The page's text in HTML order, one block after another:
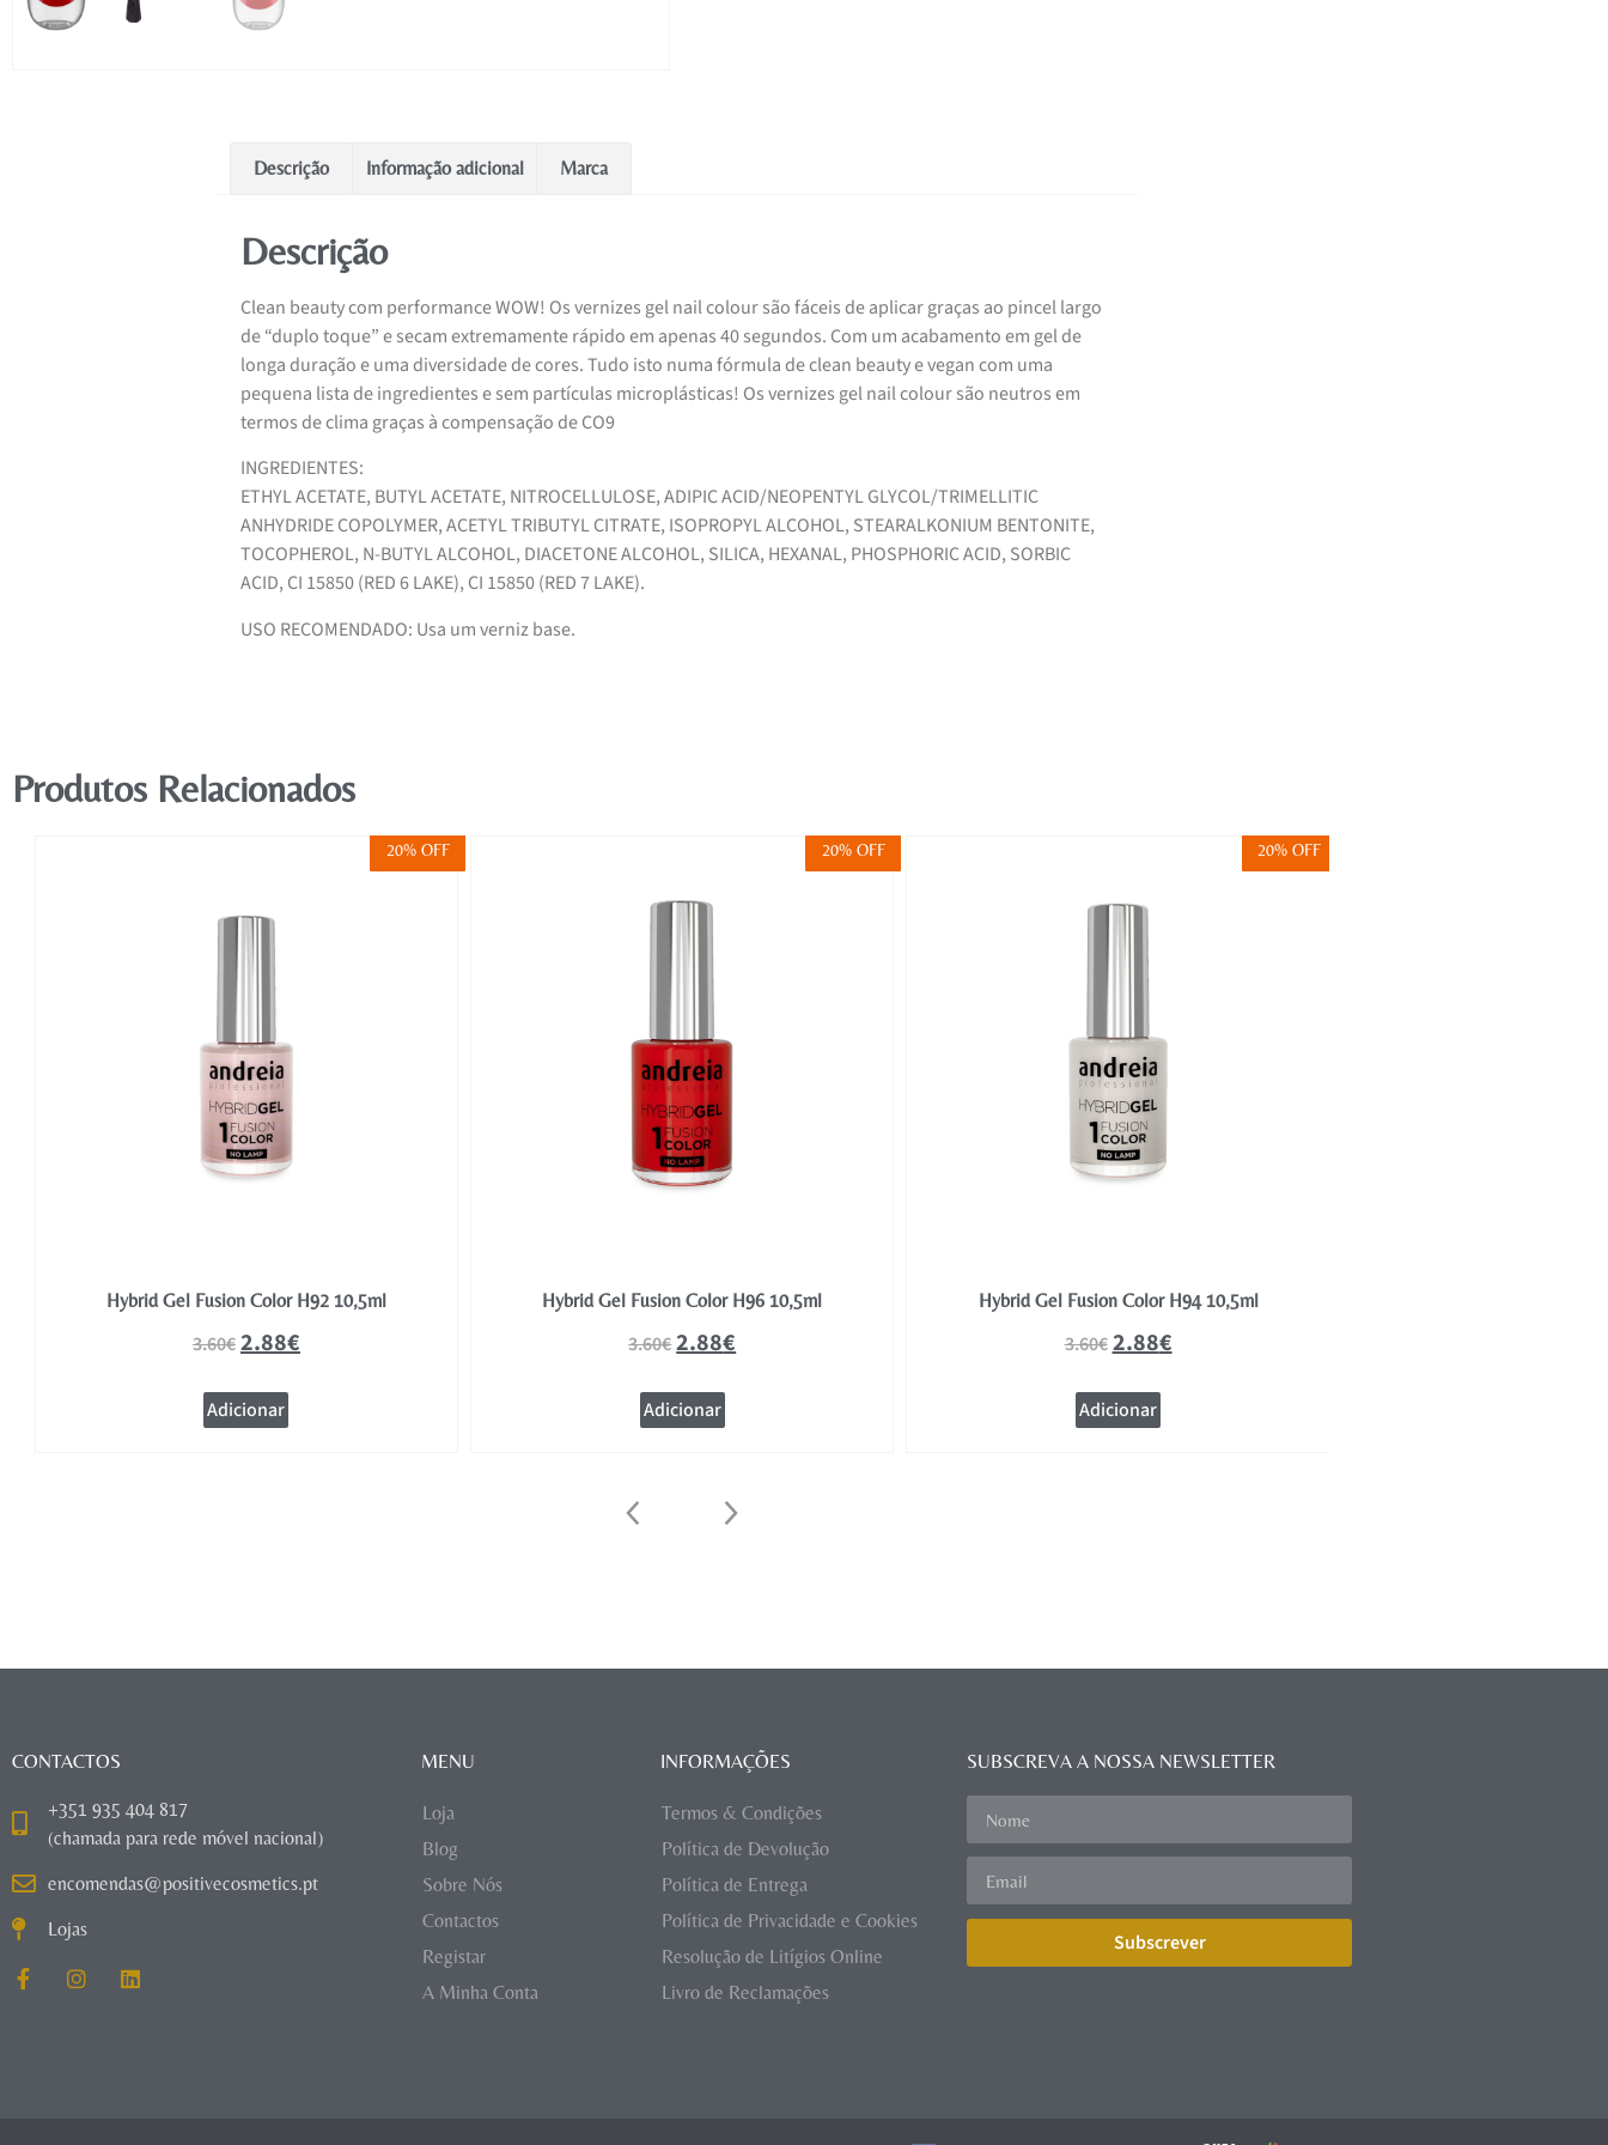
Descrição Informação adicional Marca
Descrição
Clean beauty com performance WOW! Os vernizes gel nail colour são fáceis de aplicar graças ao pincel largo
de “duplo toque” e secam extremamente rápido em apenas 40 segundos. Com um acabamento em gel de
longa duração e uma diversidade de cores. Tudo isto numa fórmula de clean beauty e vegan com uma
pequena lista de ingredientes e sem partículas microplásticas! Os vernizes gel nail colour são neutros em
termos de clima graças à compensação de CO9
INGREDIENTES:
ETHYL ACETATE, BUTYL ACETATE, NITROCELLULOSE, ADIPIC ACID/NEOPENTYL GLYCOL/TRIMELLITIC
ANHYDRIDE COPOLYMER, ACETYL TRIBUTYL CITRATE, ISOPROPYL ALCOHOL, STEARALKONIUM BENTONITE,
TOCOPHEROL, N-BUTYL ALCOHOL, DIACETONE ALCOHOL, SILICA, HEXANAL, PHOSPHORIC ACID, SORBIC
ACID, CI 15850 (RED 6 LAKE), CI 15850 (RED 7 LAKE).
USO RECOMENDADO: Usa um verniz base.
Produtos Relacionados
20% OFF
Hybrid Gel Fusion Color H92 10,5ml
3.60€2.88€
Adicionar
20% OFF
Hybrid Gel Fusion Color H96 10,5ml
3.60€2.88€
Adicionar
20% OFF
Hybrid Gel Fusion Color H94 10,5ml
3.60€2.88€
Adicionar
CONTACTOS
+351 935 404 817
(chamada para rede móvel nacional)
encomendas@positivecosmetics.pt
Lojas
MENU
Loja
Blog
Sobre Nós
Contactos
Registar
A Minha Conta
INFORMAÇÕES
Termos & Condições
Política de Devolução
Política de Entrega
Política de Privacidade e Cookies
Resolução de Litígios Online
Livro de Reclamações
SUBSCREVA A NOSSA NEWSLETTER
Subscrever